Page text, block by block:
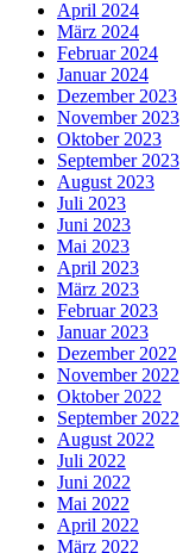
April 2024
März 2024
Februar 2024
Januar 2024
Dezember 2023
November 2023
Oktober 2023
September 2023
August 2023
Juli 2023
Juni 2023
Mai 2023
April 2023
März 2023
Februar 2023
Januar 2023
Dezember 2022
November 2022
Oktober 2022
September 2022
August 2022
Juli 2022
Juni 2022
Mai 2022
April 2022
März 2022